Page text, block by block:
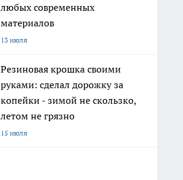
любых современных
материалов
13 июля
Резиновая крошка своими
руками: сделал дорожку за
копейки - зимой не скользко,
летом не грязно
15 июля